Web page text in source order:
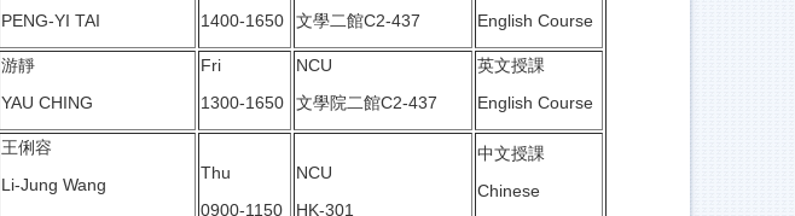
PENG-YI TAI
1400-1650
文學二館C2-437
English Course
游靜
YAU CHING
Fri
1300-1650
NCU
文學院二館C2-437
英文授課
English Course
王俐容
Li-Jung Wang
Thu
0900-1150
NCU
HK-301
中文授課
Chinese